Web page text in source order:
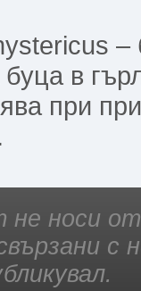
–
в
при
не носи
с